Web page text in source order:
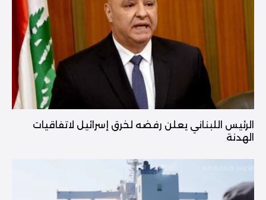
الرئيس اللبناني يعلن رفضه لخرق إسرائيل لاتفاقيات
الهدنة